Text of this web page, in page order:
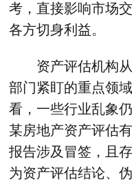
考，直接影响市场
各方切身利益。
资产评估机构
部门紧盯的重点领
看，一些行业乱象
某房地产资产评估
报告涉及冒签，且
为资产评估结论、